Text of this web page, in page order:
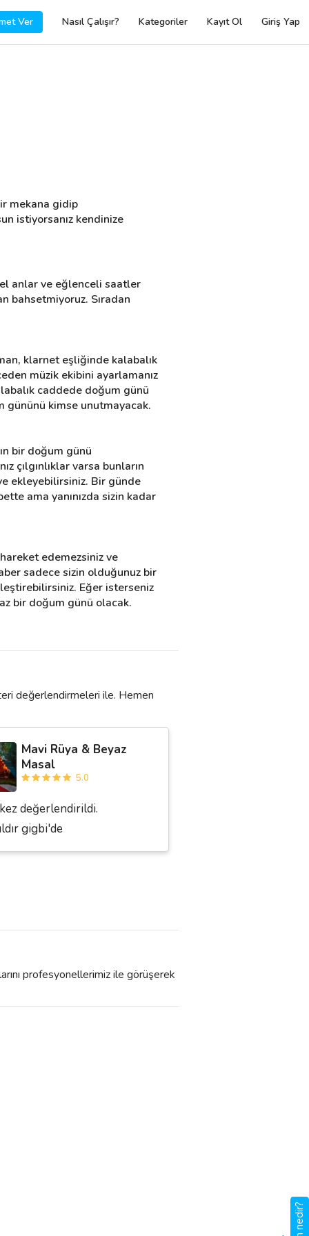
Ver Nasıl Çalışır? Kategoriler Kayıt Ol Giriş Yap
mekana gidip
istiyorsanız kendinize
anlar ve eğlenceli saatler
bahsetmiyoruz. Sıradan
klarnet eşliğinde kalabalık
müzik ekibini ayarlamanız
caddede doğum günü
gününü kimse unutmayacak.
bir doğum günü
çılgınlıklar varsa bunların
ekleyebilirsiniz. Bir günde
ama yanınızda sizin kadar
edemezsiniz ve
sadece sizin olduğunuz bir
Eğer isterseniz
bir doğum günü olacak.
değerlendirmeleri ile. Hemen
Mavi Rüya & Beyaz
Masal
5.0
değerlendirildi.
gigbi'de
profesyonellerimiz ile görüşerek